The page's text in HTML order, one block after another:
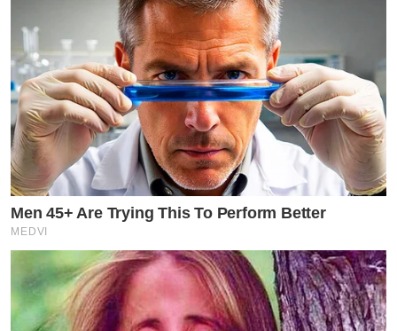
Men 45+ Are Trying This To Perform Better
MEDVI